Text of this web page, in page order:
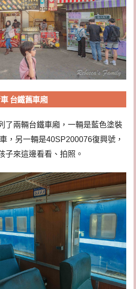
台鐵舊車廂
了兩輛台鐵車廂，一輛是藍色塗裝
，另一輛是40SP200076復興號，
子來這邊看看、拍照。